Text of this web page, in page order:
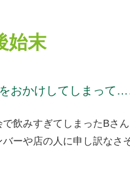
始末
おかけしてしまって
飲みすぎてしまったBさ
ーや店の人に申し訳なさ